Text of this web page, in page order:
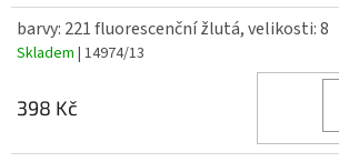
barvy: 221 fluorescenční žlutá, velikosti: 8
Skladem | 14974/13
398 Kč